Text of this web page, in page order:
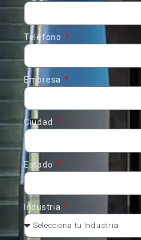
Teléfono
Empresa
Ciudad
Estado
Industria